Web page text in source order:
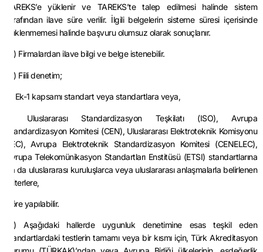
TAREKS’e yüklenir ve TAREKS’te talep edilmesi halinde sistem
tarafından ilave süre verilir. İlgili belgelerin sisteme süresi içerisinde
yüklenmemesi halinde başvuru olumsuz olarak sonuçlanır.
(2) Firmalardan ilave bilgi ve belge istenebilir.
(3) Fiili denetim;
a) Ek-1 kapsamı standart veya standartlara veya,
b) Uluslararası Standardizasyon Teşkilatı (ISO), Avrupa
Standardizasyon Komitesi (CEN), Uluslararası Elektroteknik Komisyonu
(IEC), Avrupa Elektroteknik Standardizasyon Komitesi (CENELEC),
Avrupa Telekomünikasyon Standartları Enstitüsü (ETSI) standartlarına
ya da uluslararası kuruluşlarca veya uluslararası anlaşmalarla belirlenen
kriterlere,
göre yapılabilir.
(4) Aşağıdaki hallerde uygunluk denetimine esas teşkil eden
standartlardaki testlerin tamamı veya bir kısmı için, Türk Akreditasyon